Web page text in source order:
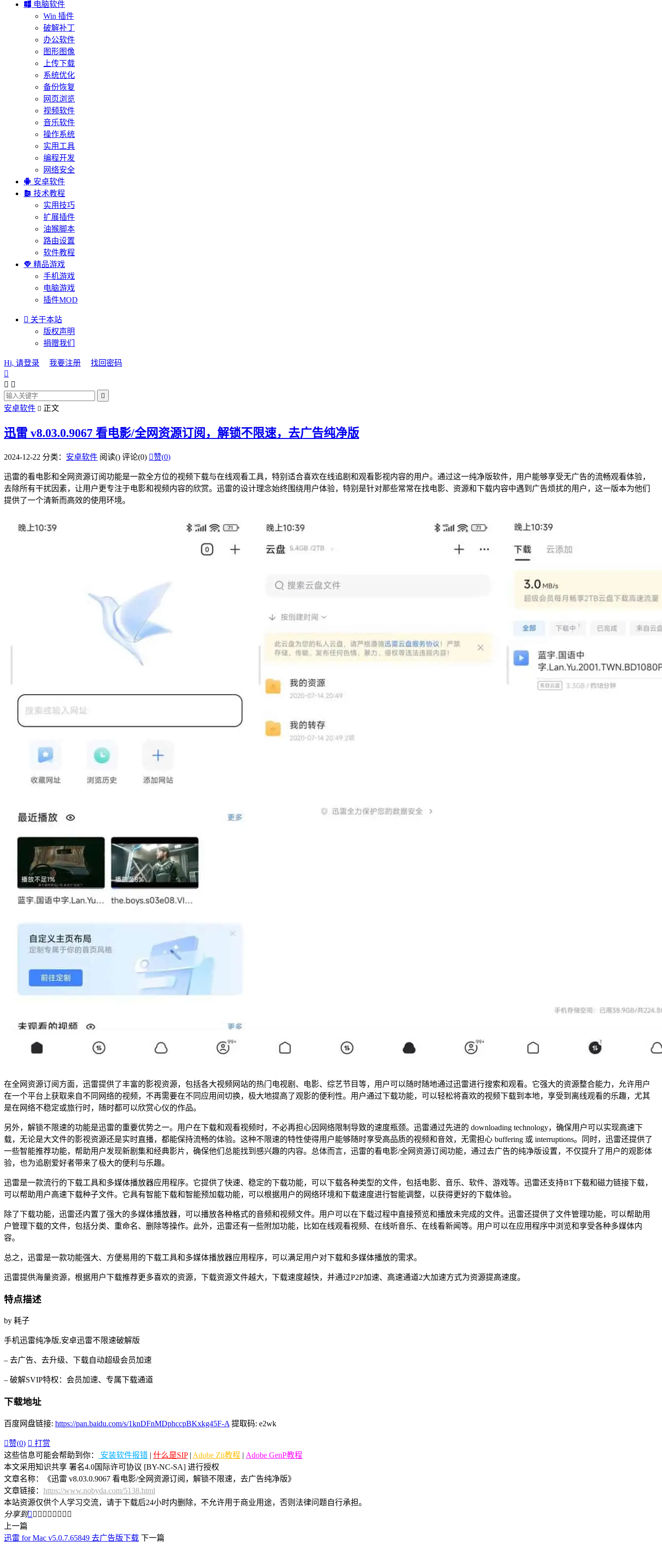
 电脑软件
Win 插件
破解补丁
办公软件
图形图像
上传下载
系统优化
备份恢复
网页浏览
视频软件
音乐软件
操作系统
实用工具
编程开发
网络安全
 安卓软件
 技术教程
实用技巧
扩展插件
油猴脚本
路由设置
软件教程
 精品游戏
手机游戏
电脑游戏
插件MOD
 关于本站
版权声明
捐赠我们
Hi, 请登录 我要注册
找回密码

 

安卓软件  正文
迅雷 v8.03.0.9067 看电影/全网资源订阅，解锁不限速，去广告纯净版
2024-12-22 分类： 安卓软件 阅读() 评论(0) 赞(0)
迅雷的看电影和全网资源订阅功能是一款全方位的视频下载与在线观看工具，特别适合喜欢在线追剧和观看影视内容的用户。通过这一纯净版软件，用户能够享受无广告的流畅观看体验，
去除所有干扰因素，让用户更专注于电影和视频内容的欣赏。迅雷的设计理念始终围绕用户体验，特别是针对那些常常在找电影、资源和下载内容中遇到广告烦扰的用户，这一版本为他们
提供了一个清新而高效的使用环境。
在全网资源订阅方面，迅雷提供了丰富的影视资源，包括各大视频网站的热门电视剧、电影、综艺节目等，用户可以随时随地通过迅雷进行搜索和观看。它强大的资源整合能力，允许用户
在一个平台上获取来自不同网络的视频，不再需要在不同应用间切换，极大地提高了观影的便利性。用户通过下载功能，可以轻松将喜欢的视频下载到本地，享受到离线观看的乐趣，尤其
是在网络不稳定或旅行时，随时都可以欣赏心仪的作品。
另外，解锁不限速的功能是迅雷的重要优势之一。用户在下载和观看视频时，不必再担心因网络限制导致的速度瓶颈。迅雷通过先进的 downloading technology，确保用户可以实现高速下
载，无论是大文件的影视资源还是实时直播，都能保持流畅的体验。这种不限速的特性使得用户能够随时享受高品质的视频和音效，无需担心 buffering 或 interruptions。同时，迅雷还提供了
一些智能推荐功能，帮助用户发现新剧集和经典影片，确保他们总能找到感兴趣的内容。总体而言，迅雷的看电影/全网资源订阅功能，通过去广告的纯净版设置，不仅提升了用户的观影体
验，也为追剧爱好者带来了极大的便利与乐趣。
迅雷是一款流行的下载工具和多媒体播放器应用程序。它提供了快速、稳定的下载功能，可以下载各种类型的文件，包括电影、音乐、软件、游戏等。迅雷还支持BT下载和磁力链接下载，
可以帮助用户高速下载种子文件。它具有智能下载和智能预加载功能，可以根据用户的网络环境和下载速度进行智能调整，以获得更好的下载体验。
除了下载功能，迅雷还内置了强大的多媒体播放器，可以播放各种格式的音频和视频文件。用户可以在下载过程中直接预览和播放未完成的文件。迅雷还提供了文件管理功能，可以帮助用
户管理下载的文件，包括分类、重命名、删除等操作。此外，迅雷还有一些附加功能，比如在线观看视频、在线听音乐、在线看新闻等。用户可以在应用程序中浏览和享受各种多媒体内
容。
总之，迅雷是一款功能强大、方便易用的下载工具和多媒体播放器应用程序，可以满足用户对下载和多媒体播放的需求。
迅雷提供海量资源，根据用户下载推荐更多喜欢的资源，下载资源文件越大，下载速度越快，并通过P2P加速、高速通道2大加速方式为资源提高速度。
特点描述
by 耗子
手机迅雷纯净版,安卓迅雷不限速破解版
– 去广告、去升级、下载自动超级会员加速
– 破解SVIP特权：会员加速、专属下载通道
下载地址
百度网盘链接: https://pan.baidu.com/s/1knDFnMDphccpBKxkg45F-A 提取码: e2wk
赞(0)  打赏
这些信息可能会帮助到你：
安装软件报错 | 什么是SIP| Adobe Zii教程 | Adobe GenP教程
本文采用知识共享 署名4.0国际许可协议 [BY-NC-SA] 进行授权
文章名称：《迅雷 v8.03.0.9067 看电影/全网资源订阅，解锁不限速，去广告纯净版》
文章链接： https://www.nobyda.com/5138.html
本站资源仅供个人学习交流，请于下载后24小时内删除，不允许用于商业用途，否则法律问题自行承担。
分享到        
上一篇
迅雷 for Mac v5.0.7.65849 去广告版下载 下一篇